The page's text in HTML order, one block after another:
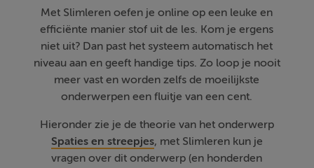
Met Slimleren oefen je online op een leuke en
efficiënte manier stof uit de les. Kom je ergens
niet uit? Dan past het systeem automatisch het
niveau aan en geeft handige tips. Zo loop je nooit
meer vast en worden zelfs de moeilijkste
onderwerpen een fluitje van een cent.
Hieronder zie je de theorie van het onderwerp
Spaties en streepjes, met Slimleren kun je
vragen over dit onderwerp (en honderden